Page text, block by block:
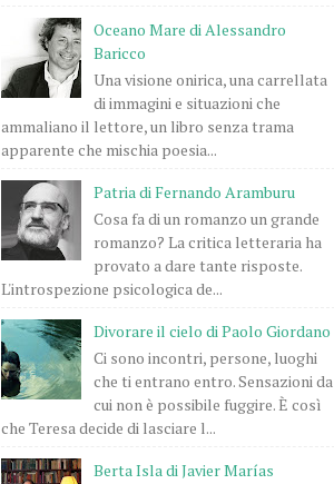
Oceano Mare di Alessandro
Baricco
Una visione onirica, una carrellata
di immagini e situazioni che
ammaliano il lettore, un libro senza trama
apparente che mischia poesia...
Patria di Fernando Aramburu
Cosa fa di un romanzo un grande
romanzo? La critica letteraria ha
provato a dare tante risposte.
L'introspezione psicologica de...
Divorare il cielo di Paolo Giordano
Ci sono incontri, persone, luoghi
che ti entrano entro. Sensazioni da
cui non è possibile fuggire. È così
che Teresa decide di lasciare l...
Berta Isla di Javier Marías